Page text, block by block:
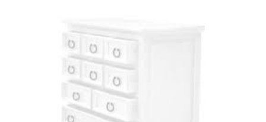
Tutti I Prodotti Mcdonald S